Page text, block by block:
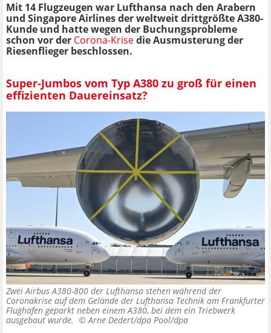
Mit 14 Flugzeugen war Lufthansa nach den Arabern
und Singapore Airlines der weltweit drittgrößte A380-
Kunde und hatte wegen der Buchungsprobleme
schon vor der Corona-Krisedie Ausmusterung der
Riesenflieger beschlossen.
Super-Jumbos vom Typ A380 zu groß für einen
effizienten Dauereinsatz?
Zwei Airbus A380-800 der Lufthansa stehen während der
Coronakrise auf dem Gelände der Lufthansa Technik am Frankfurter
Flughafen geparkt neben einem A380, bei dem ein Triebwerk
ausgebaut wurde. ©Arne Dedert/dpa Pool/dpa